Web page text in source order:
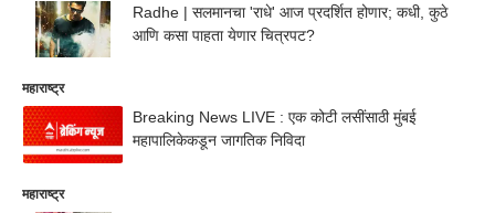
Radhe | सलमानचा 'राधे' आज प्रदर्शित होणार; कधी, कुठे
आणि कसा पाहता येणार चित्रपट?
महाराष्ट्र
Breaking News LIVE : एक कोटी लसींसाठी मुंबई
महापालिकेकडून जागतिक निविदा
महाराष्ट्र